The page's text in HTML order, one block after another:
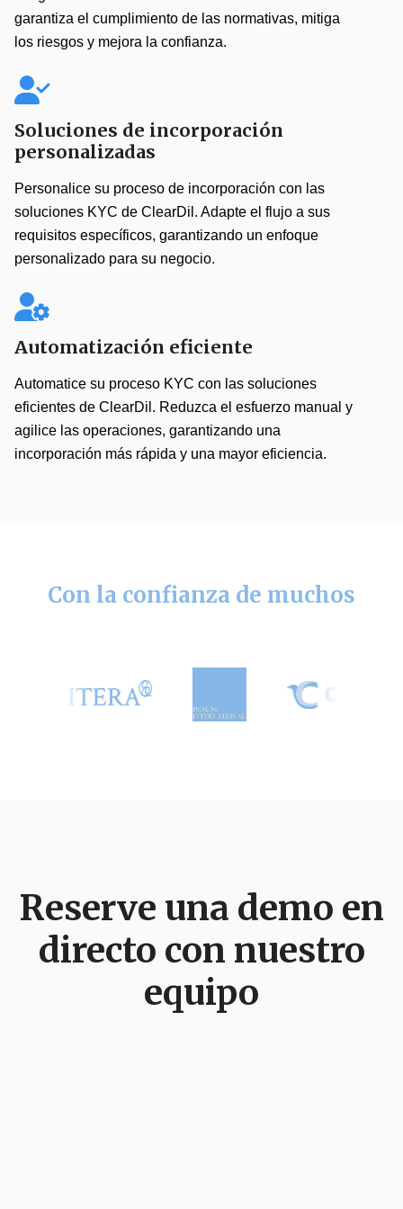
garantiza el cumplimiento de las normativas, mitiga
los riesgos y mejora la confianza.
Soluciones de incorporación
personalizadas
Personalice su proceso de incorporación con las
soluciones KYC de ClearDil. Adapte el flujo a sus
requisitos específicos, garantizando un enfoque
personalizado para su negocio.
Automatización eficiente
Automatice su proceso KYC con las soluciones
eficientes de ClearDil. Reduzca el esfuerzo manual y
agilice las operaciones, garantizando una
incorporación más rápida y una mayor eficiencia.
Con la confianza de muchos
Reserve una demo en
directo con nuestro
equipo